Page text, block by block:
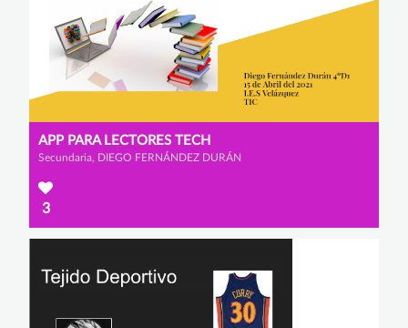
APP PARA LECTORES TECH
Secundaria, DIEGO FERNÁNDEZ DURÁN
3